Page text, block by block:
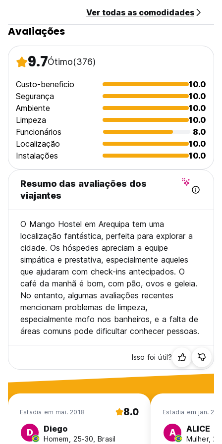
Pagamento na chegada em dinheiro.
Impostos não incluídos - 18,00% para peruanos.
Recepção disponível 24 horas. (Auto-translated from
Ver todas as comodidades
Avaliações
9.7Ótimo(376)
Custo-beneficio
10.0
Segurança
10.0
Ambiente
10.0
Limpeza
10.0
Funcionários
8.0
Localização
10.0
Instalações
10.0
Resumo das avaliações dos
viajantes
O Mango Hostel em Arequipa tem uma
localização fantástica, perfeita para explorar a
cidade. Os hóspedes apreciam a equipe
simpática e prestativa, especialmente aqueles
que ajudaram com check-ins antecipados. O
café da manhã é bom, com pão, ovos e geleia.
No entanto, algumas avaliações recentes
mencionam problemas de limpeza,
especialmente mofo nos banheiros, e a falta de
áreas comuns pode dificultar conhecer pessoas.
Isso foi útil?
Estadia em mai. 2018 8.0
D Diego
Homem, 25-30, Brasil
Estadia em jan.
A ALICE
Mulher,